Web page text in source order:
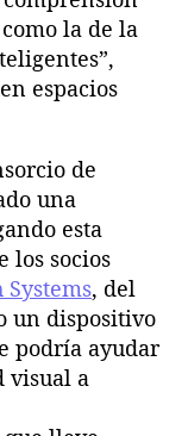
la de la
espacios
de
una
esta
los socios
Systems, del
un dispositivo
podría ayudar
visual a